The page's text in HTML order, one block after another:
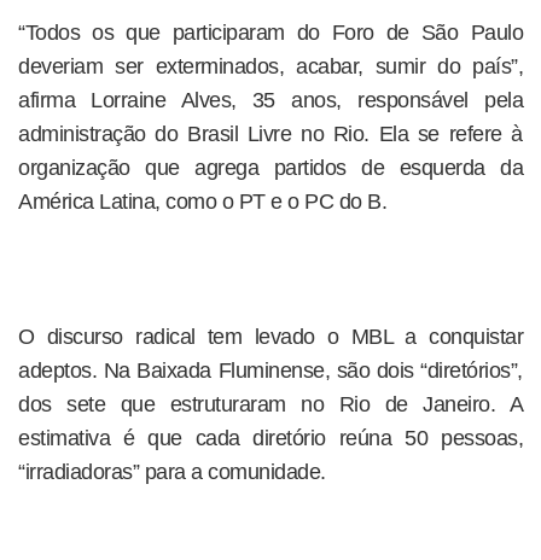
“Todos os que participaram do Foro de São Paulo
deveriam ser exterminados, acabar, sumir do país”,
afirma Lorraine Alves, 35 anos, responsável pela
administração do Brasil Livre no Rio. Ela se refere à
organização que agrega partidos de esquerda da
América Latina, como o PT e o PC do B.
O discurso radical tem levado o MBL a conquistar
adeptos. Na Baixada Fluminense, são dois “diretórios”,
dos sete que estruturaram no Rio de Janeiro. A
estimativa é que cada diretório reúna 50 pessoas,
“irradiadoras” para a comunidade.